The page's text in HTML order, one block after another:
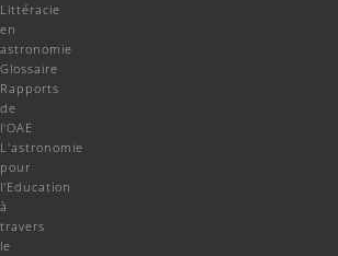
Littéracie
en
astronomie
Glossaire
Rapports
de
l'OAE
L'astronomie
pour
l'Education
à
travers
le